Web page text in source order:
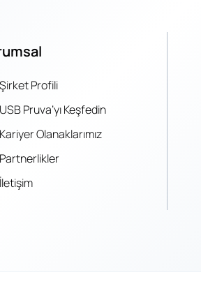
Şirket Profili
USB Pruva’yı Keşfedin
Kariyer Olanaklarımız
Partnerlikler
İletişim